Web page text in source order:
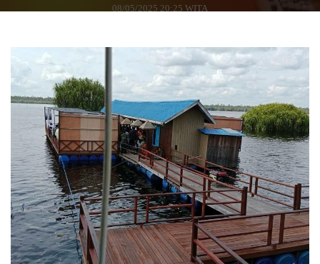
08/05/2025 20:25 WITA